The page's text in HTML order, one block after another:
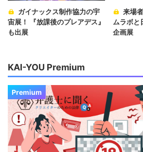
ガイナックス制作協力の宇
宙展！ 『放課後のプレアデス』
も出展
来場
ムラボと
企画展
KAI-YOU Premium
Premium